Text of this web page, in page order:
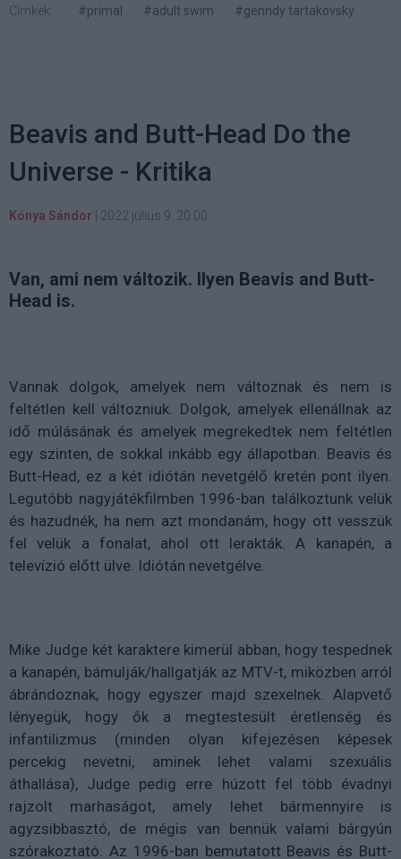
Címkék: #primal #adult swim #genndy tartakovsky
Beavis and Butt-Head Do the
Universe - Kritika
Kónya Sándor 2022 július 9. 20:00
Van, ami nem változik. Ilyen Beavis and Butt-
Head is.
Vannak dolgok, amelyek nem változnak és nem is
feltétlen kell változniuk. Dolgok, amelyek ellenállnak az
idő múlásának és amelyek megrekedtek nem feltétlen
egy szinten, de sokkal inkább egy állapotban. Beavis és
Butt-Head, ez a két idiótán nevetgélő kretén pont ilyen.
Legutóbb nagyjátékfilmben 1996-ban találkoztunk velük
és hazudnék, ha nem azt mondanám, hogy ott vesszük
fel velük a fonalat, ahol ott lerakták. A kanapén, a
televízió előtt ülve. Idiótán nevetgélve.
Mike Judge két karaktere kimerül abban, hogy tespednek
a kanapén, bámulják/hallgatják az MTV-t, miközben arról
ábrándoznak, hogy egyszer majd szexelnek. Alapvető
lényegük, hogy ők a megtestesült éretlenség és
infantilizmus (minden olyan kifejezésen képesek
percekig nevetni, aminek lehet valami szexuális
áthallása), Judge pedig erre húzott fel több évadnyi
rajzolt marhaságot, amely lehet bármennyire is
agyzsibbasztó, de mégis van bennük valami bárgyún
szórakoztató. Az 1996-ban bemutatott Beavis és Butt-